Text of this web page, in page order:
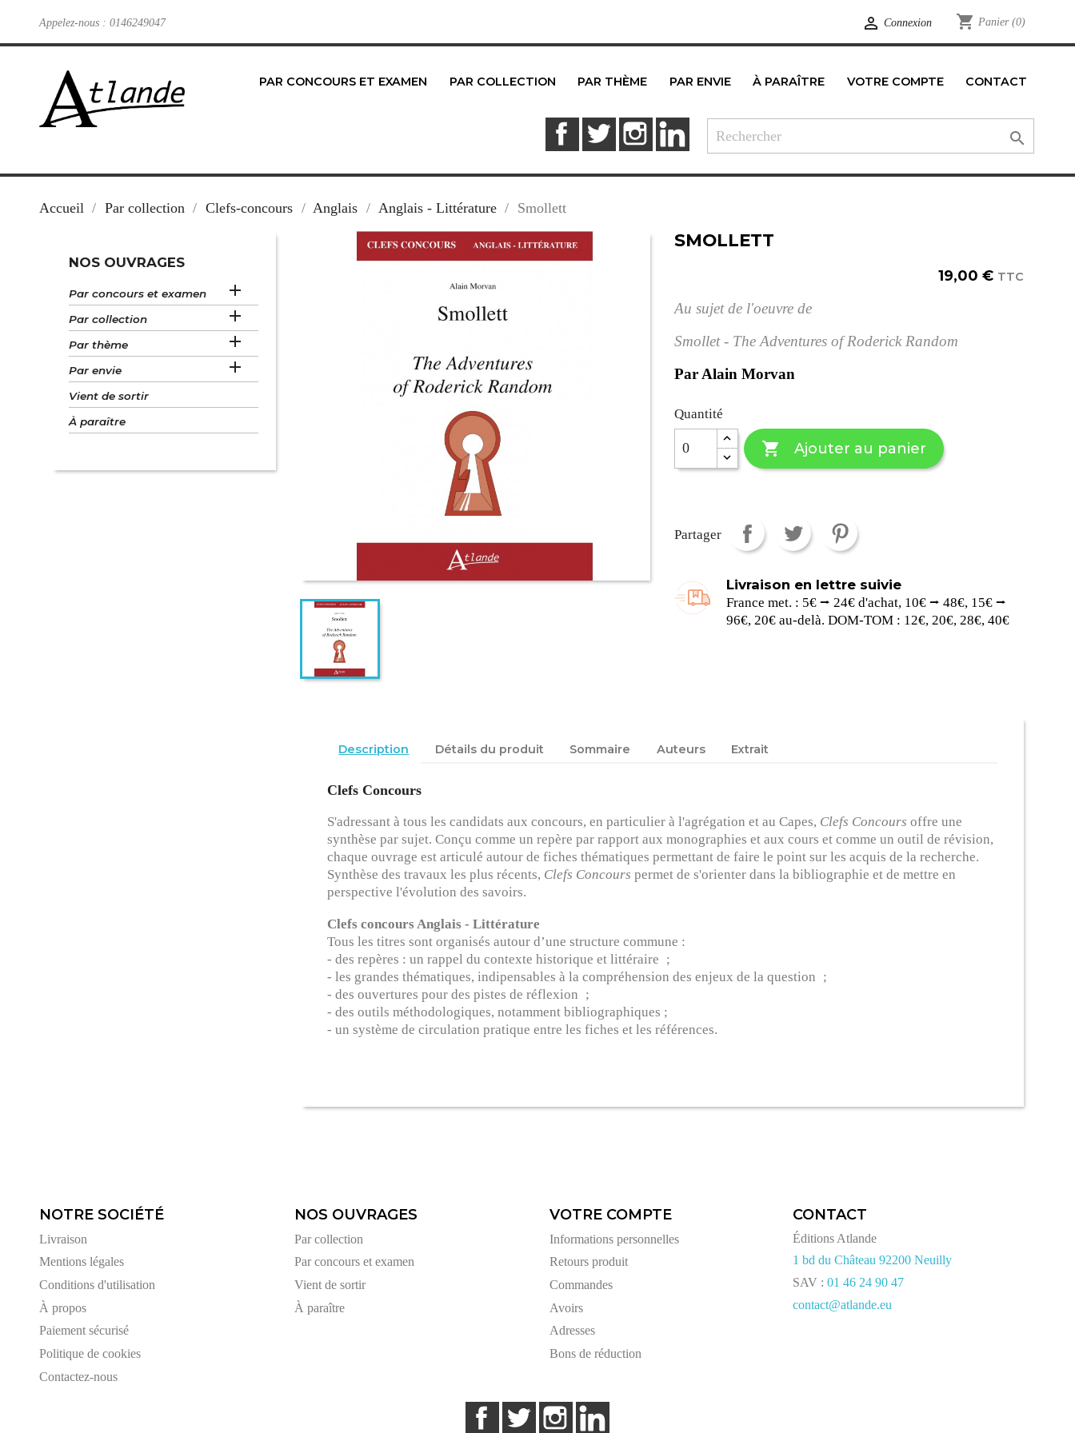
Appelez-nous : 0146249047  Connexion shopping_cart Panier (0)
PAR CONCOURS ET EXAMEN PAR COLLECTION PAR THÈME PAR ENVIE À PARAÎTRE VOTRE COMPTE CONTACT
FacebookTwitter Instagram

Accueil Par collection Clefs-concours Anglais Anglais - Littérature Smollett
NOS OUVRAGES
Par concours et examen 
Par collection 
Par thème 
Par envie 
Vient de sortir
À paraître
SMOLLETT
19,00 € TTC
Au sujet de l'oeuvre de
Smollet - The Adventures of Roderick Random
Par Alain Morvan
Quantité
 Ajouter au panier
Partager
Livraison en lettre suivie
France met. : 5€ ⭢ 24€ d'achat, 10€ ⭢ 48€, 15€ ⭢
96€, 20€ au-delà. DOM-TOM : 12€, 20€, 28€, 40€
Description Détails du produit Sommaire Auteurs Extrait
Clefs Concours
S'adressant à tous les candidats aux concours, en particulier à l'agrégation et au Capes, Clefs Concoursoffre une
synthèse par sujet. Conçu comme un repère par rapport aux monographies et aux cours et comme un outil de révision,
chaque ouvrage est articulé autour de fiches thématiques permettant de faire le point sur les acquis de la recherche.
Synthèse des travaux les plus récents, Clefs Concours permet de s'orienter dans la bibliographie et de mettre en
perspective l'évolution des savoirs.
Clefs concours Anglais - Littérature
Tous les titres sont organisés autour d’une structure commune :
- des repères : un rappel du contexte historique et littéraire ;
- les grandes thématiques, indipensables à la compréhension des enjeux de la question ;
- des ouvertures pour des pistes de réflexion ;
- des outils méthodologiques, notamment bibliographiques ;
- un système de circulation pratique entre les fiches et les références.
NOTRE SOCIÉTÉ
Livraison
Mentions légales
Conditions d'utilisation
À propos
Paiement sécurisé
Politique de cookies
Contactez-nous
NOS OUVRAGES
Par collection
Par concours et examen
Vient de sortir
À paraître
VOTRE COMPTE
Informations personnelles
Retours produit
Commandes
Avoirs
Adresses
Bons de réduction
CONTACT
Éditions Atlande
1 bd du Château 92200 Neuilly
SAV :01 46 24 90 47
contact@atlande.eu
FacebookTwitter Instagram